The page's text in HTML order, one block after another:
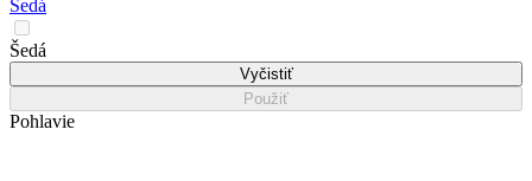
Šedá
Šedá
Vyčistiť
Použiť
Pohlavie